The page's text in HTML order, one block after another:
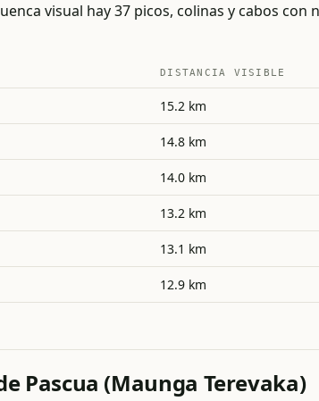
visual hay 37 picos, colinas y cabos
DISTANCIA VISIBLE
15.2 km
14.8 km
14.0 km
13.2 km
13.1 km
12.9 km
Pascua (Maunga Terevaka)